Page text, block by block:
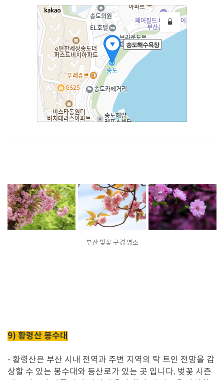
부산 벚꽃 구경 명소
9) 황령산 봉수대
- 황령산은 부산 시내 전역과 주변 지역의 탁 트인 전망을 감
상할 수 있는 봉수대와 등산로가 있는 곳 입니다. 벚꽃 시즌